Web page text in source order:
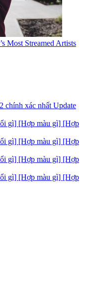
Most Streamed Artists
chính xác nhất Update
gì] [Hợp màu gì] [Hợp
gì] [Hợp màu gì] [Hợp
gì] [Hợp màu gì] [Hợp
gì] [Hợp màu gì] [Hợp